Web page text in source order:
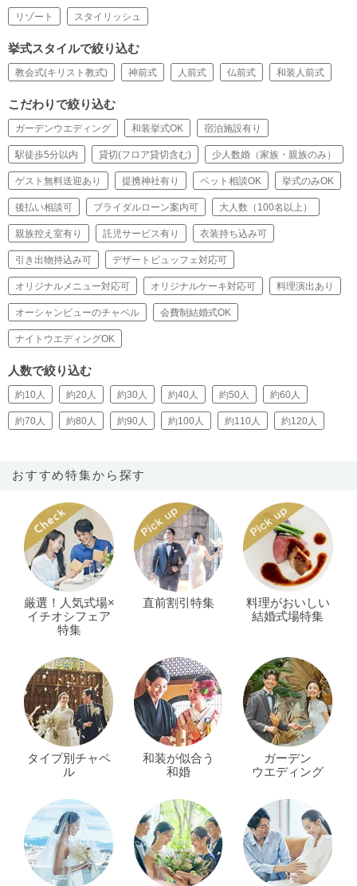
リゾート スタイリッシュ
挙式スタイルで絞り込む
教会式(キリスト教式) 神前式 人前式 仏前式 和装人前式
こだわりで絞り込む
ガーデンウエディング 和装挙式OK 宿泊施設有り
駅徒歩5分以内 貸切(フロア貸切含む) 少人数婚（家族・親族のみ）
ゲスト無料送迎あり 提携神社有り ペット相談OK 挙式のみOK
後払い相談可 ブライダルローン案内可 大人数（100名以上）
親族控え室有り 託児サービス有り 衣装持ち込み可
引き出物持込み可 デザートビュッフェ対応可
オリジナルメニュー対応可 オリジナルケーキ対応可 料理演出あり
オーシャンビューのチャペル 会費制結婚式OK
ナイトウエディングOK
人数で絞り込む
約10人 約20人 約30人 約40人 約50人 約60人
約70人 約80人 約90人 約100人 約110人 約120人
おすすめ特集から探す
厳選！人気式場×
イチオシフェア
特集
直前割引特集
料理がおいしい
結婚式場特集
タイプ別チャペ
ル
和装が似合う
和婚
ガーデン
ウエディング